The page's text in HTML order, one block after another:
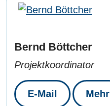
Bernd Böttcher
Projektkoordinator
E-Mail Mehr